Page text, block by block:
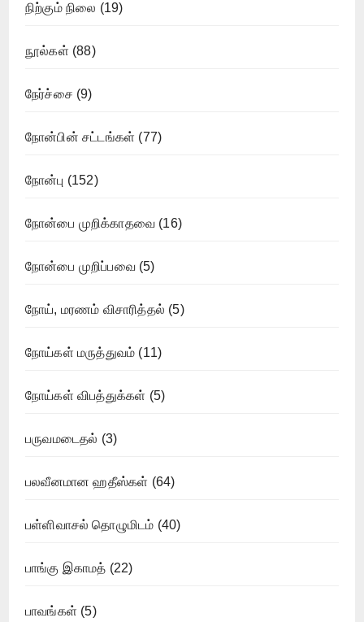
நிற்கும் நிலை (19)
நூல்கள் (88)
நேர்ச்சை (9)
நோன்பின் சட்டங்கள் (77)
நோன்பு (152)
நோன்பை முறிக்காதவை (16)
நோன்பை முறிப்பவை(5)
நோய், மரணம் விசாரித்தல் (5)
நோய்கள் மருத்துவம் (11)
நோய்கள் விபத்துக்கள் (5)
பருவமடைதல் (3)
பலவீனமான ஹதீஸ்கள் (64)
பள்ளிவாசல் தொழுமிடம் (40)
பாங்கு இகாமத் (22)
பாவங்கள் (5)